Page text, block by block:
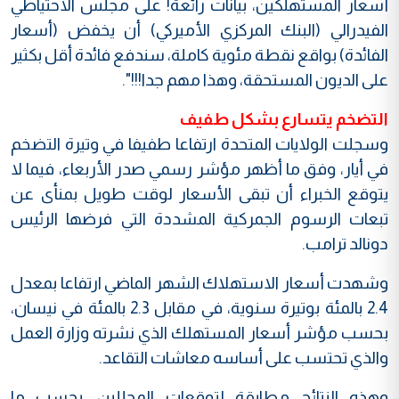
أسعار المستهلكين، بيانات رائعة! على مجلس الاحتياطي
الفيدرالي (البنك المركزي الأميركي) أن يخفض (أسعار
الفائدة) بواقع نقطة مئوية كاملة، سندفع فائدة أقل بكثير
على الديون المستحقة، وهذا مهم جدا!!!".
التضخم يتسارع بشكل طفيف
وسجلت الولايات المتحدة ارتفاعا طفيفا في وتيرة التضخم
في أيار، وفق ما أظهر مؤشر رسمي صدر الأربعاء، فيما لا
يتوقع الخبراء أن تبقى الأسعار لوقت طويل بمنأى عن
تبعات الرسوم الجمركية المشددة التي فرضها الرئيس
دونالد ترامب.
وشهدت أسعار الاستهلاك الشهر الماضي ارتفاعا بمعدل
2.4 بالمئة بوتيرة سنوية، في مقابل 2.3 بالمئة في نيسان،
بحسب مؤشر أسعار المستهلك الذي نشرته وزارة العمل
والذي تحتسب على أساسه معاشات التقاعد.